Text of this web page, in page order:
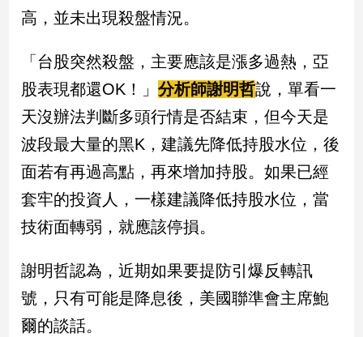
點
觀
兩
岸/
國
際
會/
方
新
冠
病
高，並未出現殺盤情況。
「台股突然殺盤，主要應該是漲多過熱，亞
股表現都還OK！」分析師謝明哲說，單看一
天沒辦法判斷多頭行情是否結束，但今天是
波段最大量的黑K，建議先降低持股水位，後
面若有再過高點，再來增加持股。如果已經
套牢的投資人，一樣建議降低持股水位，當
技術面轉弱，就應該停損。
謝明哲認為，近期如果要提防引爆反轉訊
號，只有可能是降息後，美國聯準會主席鮑
爾的談話。